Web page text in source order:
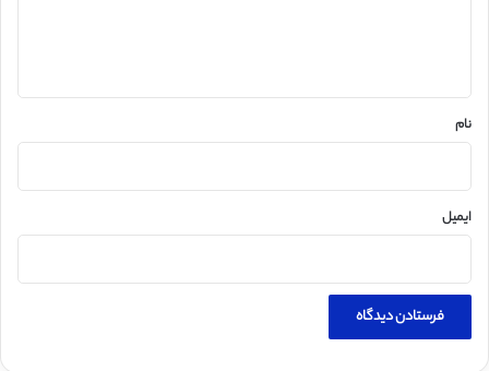
نام
ایمیل